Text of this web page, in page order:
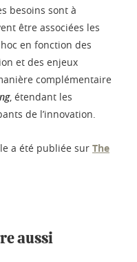
besoins sont à
être associées les
en fonction des
et des enjeux
complémentaire
, étendant les
de l’innovation.
a été publiée sur The
aussi